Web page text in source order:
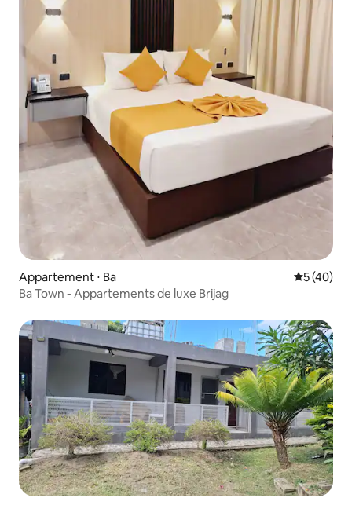
Appartement ⋅ Ba
5 (40)
Ba Town - Appartements de luxe Brijag